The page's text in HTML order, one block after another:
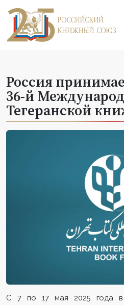
Россия
36-й
Тегеранской
С 7 по 17 мая 2025 года в